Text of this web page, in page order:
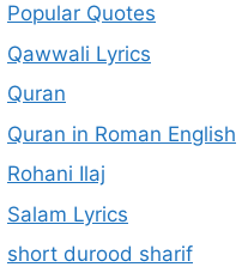
Popular Quotes
Qawwali Lyrics
Quran
Quran in Roman English
Rohani Ilaj
Salam Lyrics
short durood sharif